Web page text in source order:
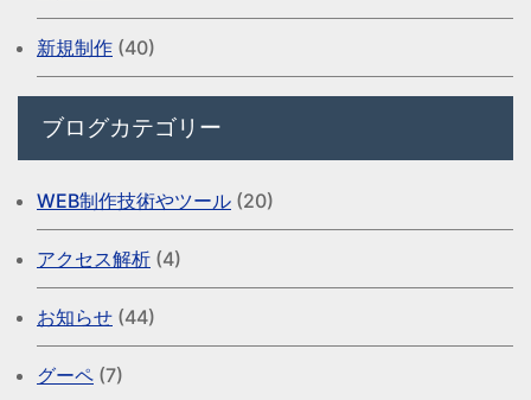
新規制作 (40)
ブログカテゴリー
WEB制作技術やツール (20)
アクセス解析 (4)
お知らせ (44)
グーペ (7)